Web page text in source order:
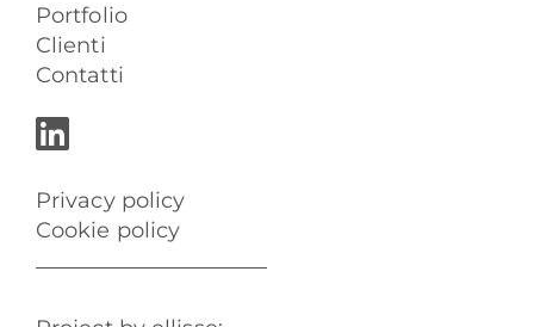
Portfolio
Clienti
Contatti
Privacy policy
Cookie policy